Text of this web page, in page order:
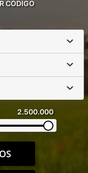
CÓDIGO
2.500.000